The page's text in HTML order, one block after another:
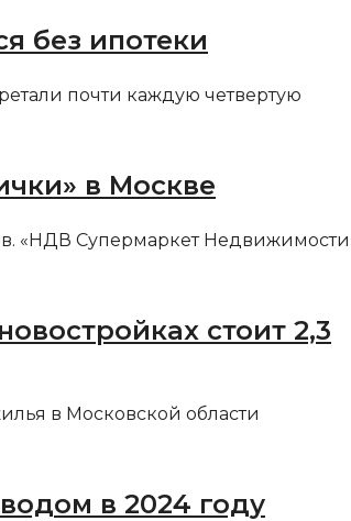
без ипотеки
почти каждую четвертую
в Москве
«НДВ Супермаркет
стоит 2,3
в Московской области
в 2024 году